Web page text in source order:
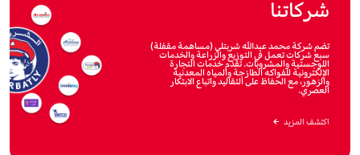
شركاتنا
تضم شركة محمد عبداللّه شربتلي (مساهمة مقفلة)
سبع شركات تعمل في التوزيع والزراعة والخدمات
اللوجستية والمشروبات. تقدم خدمات التجارة
الإلكترونية للفواكه الطازجة والمياه المعدنية
والزهور، مع الحفاظ على التقاليد واتباع الابتكار
العصري.
اكتشف المزيد